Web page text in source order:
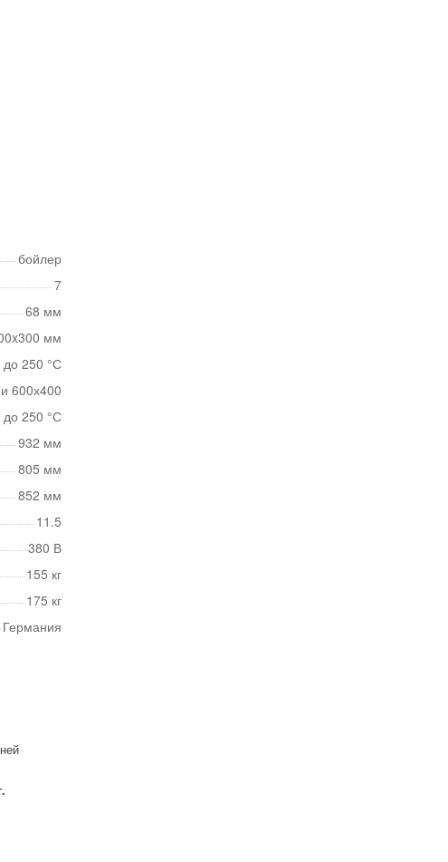
бойлер
7
68 мм
мм
до 250 °С
600х400
до 250 °С
932 мм
805 мм
852 мм
11.5
380 В
155 кг
175 кг
Германия